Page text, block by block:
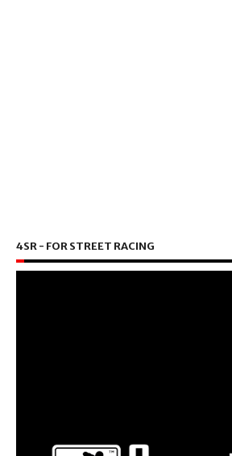
4SR - FOR STREET RACING